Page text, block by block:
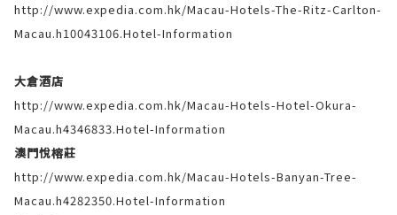
http://www.expedia.com.hk/Macau-Hotels-The-Ritz-Carlton-
Macau.h10043106.Hotel-Information
大倉酒店
http://www.expedia.com.hk/Macau-Hotels-Hotel-Okura-
Macau.h4346833.Hotel-Information
澳門悅榕莊
http://www.expedia.com.hk/Macau-Hotels-Banyan-Tree-
Macau.h4282350.Hotel-Information